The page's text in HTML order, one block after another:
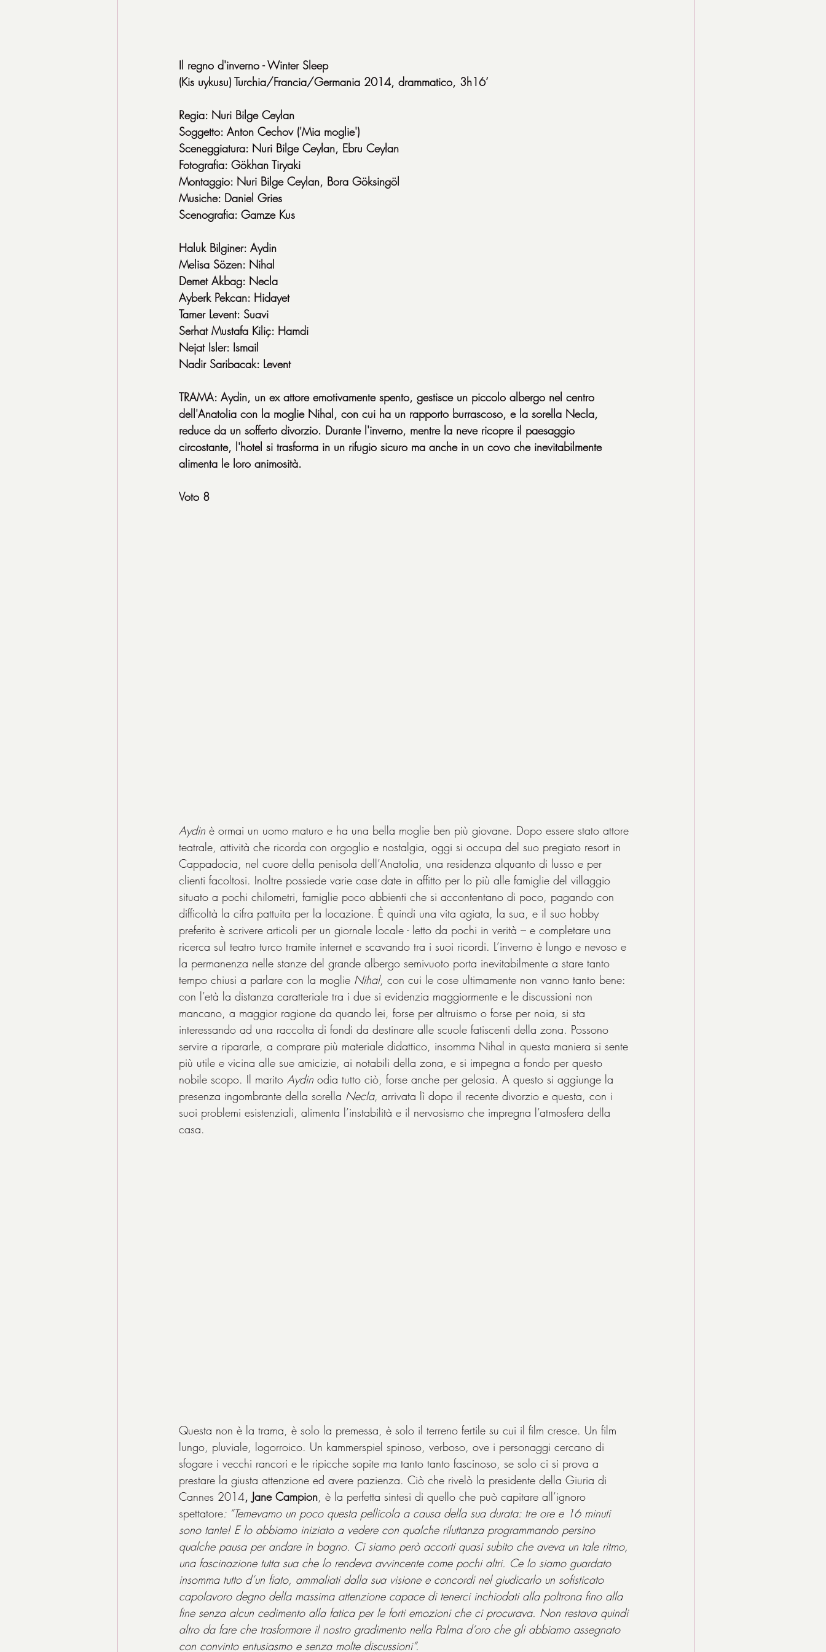
Il regno d'inverno - Winter Sleep
(Kis uykusu) Turchia/Francia/Germania 2014, drammatico, 3h16’
Regia: Nuri Bilge Ceylan
Soggetto: Anton Cechov ('Mia moglie')
Sceneggiatura: Nuri Bilge Ceylan, Ebru Ceylan
Fotografia: Gökhan Tiryaki
Montaggio: Nuri Bilge Ceylan, Bora Göksingöl
Musiche: Daniel Gries
Scenografia: Gamze Kus
Haluk Bilginer: Aydin
Melisa Sözen: Nihal
Demet Akbag: Necla
Ayberk Pekcan: Hidayet
Tamer Levent: Suavi
Serhat Mustafa Kiliç: Hamdi
Nejat Isler: Ismail
Nadir Saribacak: Levent
TRAMA: Aydin, un ex attore emotivamente spento, gestisce un piccolo albergo nel centro
dell'Anatolia con la moglie Nihal, con cui ha un rapporto burrascoso, e la sorella Necla,
reduce da un sofferto divorzio. Durante l'inverno, mentre la neve ricopre il paesaggio
circostante, l'hotel si trasforma in un rifugio sicuro ma anche in un covo che inevitabilmente
alimenta le loro animosità.
Voto 8
Aydin è ormai un uomo maturo e ha una bella moglie ben più giovane. Dopo essere stato attore
teatrale, attività che ricorda con orgoglio e nostalgia, oggi si occupa del suo pregiato resort in
Cappadocia, nel cuore della penisola dell’Anatolia, una residenza alquanto di lusso e per
clienti facoltosi. Inoltre possiede varie case date in affitto per lo più alle famiglie del villaggio
situato a pochi chilometri, famiglie poco abbienti che si accontentano di poco, pagando con
difficoltà la cifra pattuita per la locazione. È quindi una vita agiata, la sua, e il suo hobby
preferito è scrivere articoli per un giornale locale - letto da pochi in verità – e completare una
ricerca sul teatro turco tramite internet e scavando tra i suoi ricordi. L’inverno è lungo e nevoso e
la permanenza nelle stanze del grande albergo semivuoto porta inevitabilmente a stare tanto
tempo chiusi a parlare con la moglie Nihal, con cui le cose ultimamente non vanno tanto bene:
con l’età la distanza caratteriale tra i due si evidenzia maggiormente e le discussioni non
mancano, a maggior ragione da quando lei, forse per altruismo o forse per noia, si sta
interessando ad una raccolta di fondi da destinare alle scuole fatiscenti della zona. Possono
servire a ripararle, a comprare più materiale didattico, insomma Nihal in questa maniera si sente
più utile e vicina alle sue amicizie, ai notabili della zona, e si impegna a fondo per questo
nobile scopo. Il marito Aydin odia tutto ciò, forse anche per gelosia. A questo si aggiunge la
presenza ingombrante della sorella Necla, arrivata lì dopo il recente divorzio e questa, con i
suoi problemi esistenziali, alimenta l’instabilità e il nervosismo che impregna l’atmosfera della
casa.
Questa non è la trama, è solo la premessa, è solo il terreno fertile su cui il film cresce. Un film
lungo, pluviale, logorroico. Un kammerspiel spinoso, verboso, ove i personaggi cercano di
sfogare i vecchi rancori e le ripicche sopite ma tanto tanto fascinoso, se solo ci si prova a
prestare la giusta attenzione ed avere pazienza. Ciò che rivelò la presidente della Giuria di
Cannes 2014, Jane Campion, è la perfetta sintesi di quello che può capitare all’ignoro
spettatore: “Temevamo un poco questa pellicola a causa della sua durata: tre ore e 16 minuti
sono tante! E lo abbiamo iniziato a vedere con qualche riluttanza programmando persino
qualche pausa per andare in bagno. Ci siamo però accorti quasi subito che aveva un tale ritmo,
una fascinazione tutta sua che lo rendeva avvincente come pochi altri. Ce lo siamo guardato
insomma tutto d’un fiato, ammaliati dalla sua visione e concordi nel giudicarlo un sofisticato
capolavoro degno della massima attenzione capace di tenerci inchiodati alla poltrona fino alla
fine senza alcun cedimento alla fatica per le forti emozioni che ci procurava. Non restava quindi
altro da fare che trasformare il nostro gradimento nella Palma d’oro che gli abbiamo assegnato
con convinto entusiasmo e senza molte discussioni”.